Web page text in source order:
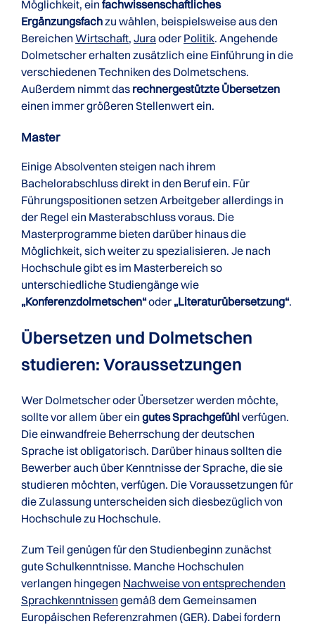
Möglichkeit, ein fachwissenschaftliches
Ergänzungsfachzu wählen, beispielsweise aus den
Bereichen Wirtschaft, Juraoder Politik. Angehende
Dolmetscher erhalten zusätzlich eine Einführung in die
verschiedenen Techniken des Dolmetschens.
Außerdem nimmt das rechnergestützte Übersetzen
einen immer größeren Stellenwert ein.
Master
Einige Absolventen steigen nach ihrem
Bachelorabschluss direkt in den Beruf ein. Für
Führungspositionen setzen Arbeitgeber allerdings in
der Regel ein Masterabschluss voraus. Die
Masterprogramme bieten darüber hinaus die
Möglichkeit, sich weiter zu spezialisieren. Je nach
Hochschule gibt es im Masterbereich so
unterschiedliche Studiengänge wie
„Konferenzdolmetschen“oder „Literaturübersetzung“.
Übersetzen und Dolmetschen
studieren: Voraussetzungen
Wer Dolmetscher oder Übersetzer werden möchte,
sollte vor allem über ein gutes Sprachgefühlverfügen.
Die einwandfreie Beherrschung der deutschen
Sprache ist obligatorisch. Darüber hinaus sollten die
Bewerber auch über Kenntnisse der Sprache, die sie
studieren möchten, verfügen. Die Voraussetzungen für
die Zulassung unterscheiden sich diesbezüglich von
Hochschule zu Hochschule.
Zum Teil genügen für den Studienbeginn zunächst
gute Schulkenntnisse. Manche Hochschulen
verlangen hingegen Nachweise von entsprechenden
Sprachkenntnissen gemäß dem Gemeinsamen
Europäischen Referenzrahmen (GER). Dabei fordern